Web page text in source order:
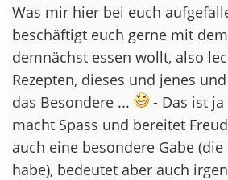
Was mir hier bei euch
beschäftigt euch gerne mit
demnächst essen wollt, also
Rezepten, dieses und jenes
das Besondere ...
- Das ist
macht Spass und bereitet
auch eine besondere Gabe
habe), bedeutet aber auch